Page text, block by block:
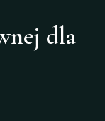
dla